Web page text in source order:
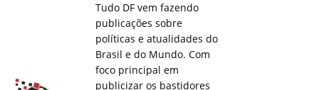
Tudo DF vem fazendo
publicações sobre
políticas e atualidades do
Brasil e do Mundo. Com
foco principal em
publicizar os bastidores